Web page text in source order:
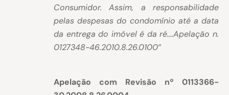
Consumidor. Assim, a responsabilidade
pelas despesas do condomínio até a data
da entrega do imóvel é da ré….Apelação n.
0127348-46.2010.8.26.0100”
Apelação com Revisão nº 0113366-